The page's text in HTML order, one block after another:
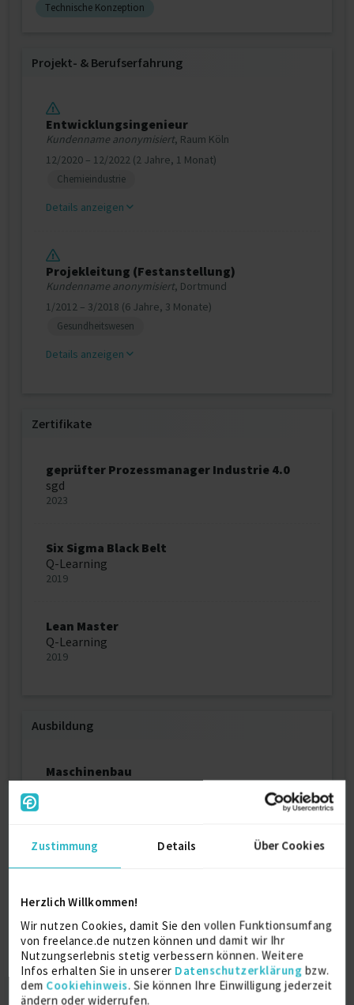
Zustimmung Details Über Cookies
Herzlich Willkommen!
Wir nutzen Cookies, damit Sie den vollen Funktionsumfang
von freelance.de nutzen können und damit wir Ihr
Nutzungserlebnis stetig verbessern können. Weitere
Infos erhalten Sie in unserer Datenschutzerklärung bzw.
dem Cookiehinweis. Sie können Ihre Einwilligung jederzeit
ändern oder widerrufen.
Technische Konzeption
Projekt‐ & Berufserfahrung
Entwicklungsingenieur
Kundenname anonymisiert, Raum Köln
12/2020 – 12/2022 (2 Jahre, 1 Monat)
Chemieindustrie
Details anzeigen
Projekleitung (Festanstellung)
Kundenname anonymisiert, Dortmund
1/2012 – 3/2018 (6 Jahre, 3 Monate)
Gesundheitswesen
Details anzeigen
Zertifikate
geprüfter Prozessmanager Industrie 4.0
sgd
2023
Six Sigma Black Belt
Q-Learning
2019
Lean Master
Q-Learning
2019
Ausbildung
Maschinenbau
Bochum
Über mich
Hallo und herzlich willkommen!
Mein Name ist S., und ich bin ein erfahrener
freiberuflicher Ingenieur mit einer tiefen
Leidenschaft für technologische Innovationen und